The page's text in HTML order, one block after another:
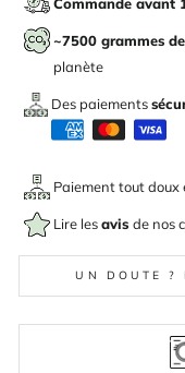
Commande avant
~7500 grammes
planète
Des paiements
Paiement tout doux
Lire lesavis de nos
UN DOUTE ?